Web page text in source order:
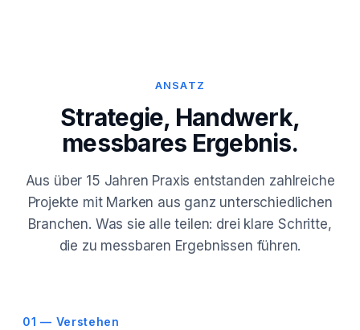
ANSATZ
Strategie, Handwerk,
messbares Ergebnis.
Aus über 15 Jahren Praxis entstanden zahlreiche
Projekte mit Marken aus ganz unterschiedlichen
Branchen. Was sie alle teilen: drei klare Schritte,
die zu messbaren Ergebnissen führen.
01 — Verstehen